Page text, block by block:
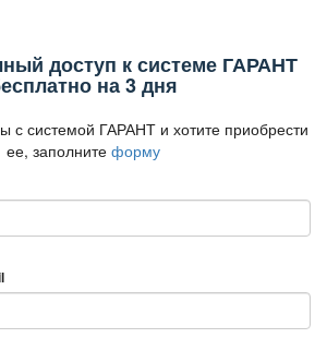
доступ к системе ГАРАНТ
на 3 дня
с системой ГАРАНТ и хотите приобрести
ее, заполните форму